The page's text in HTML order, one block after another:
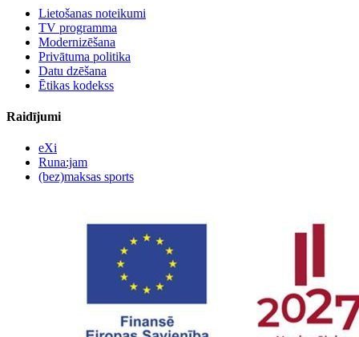
Lietošanas noteikumi
TV programma
Modernizēšana
Privātuma politika
Datu dzēšana
Ētikas kodekss
Raidījumi
eXi
Runa:jam
(bez)maksas sports